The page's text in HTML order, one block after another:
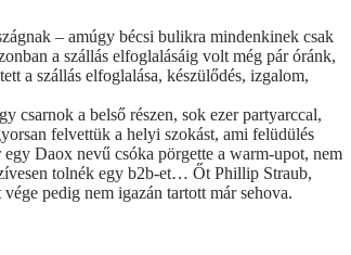
– amúgy bécsi bulikra mindenkinek csak
a szállás elfoglalásáig volt még pár óránk,
a szállás elfoglalása, készülődés, izgalom,
csarnok a belső részen, sok ezer partyarccal,
felvettük a helyi szokást, ami felüdülés
Daox nevű csóka pörgette a warm-upot, nem
tolnék egy b2b-et… Őt Phillip Straub,
pedig nem igazán tartott már sehova.